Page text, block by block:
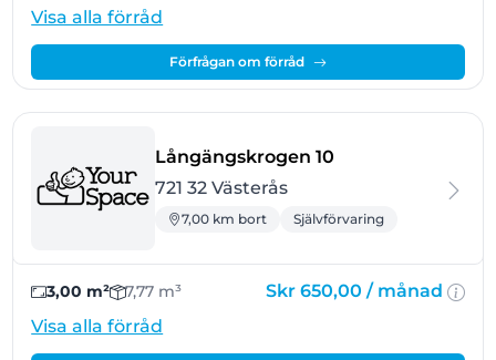
Visa alla förråd
Förfrågan om förråd
Långängskrogen 10
721 32 Västerås
7,00 km bort Självförvaring
3,00 m² 7,77 m³ Skr 650,00 / månad
Visa alla förråd